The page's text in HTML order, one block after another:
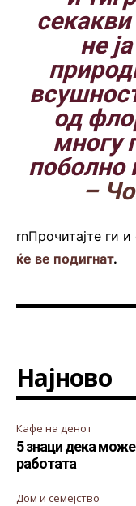
не
од
многу
поболно
–
rnПрочитајте ги и
ќе ве подигнат.
Најново
Кафе на денот
5 знаци дека
работата
Дом и семејство